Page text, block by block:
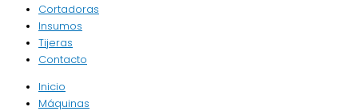
Cortadoras
Insumos
Tijeras
Contacto
Inicio
Máquinas